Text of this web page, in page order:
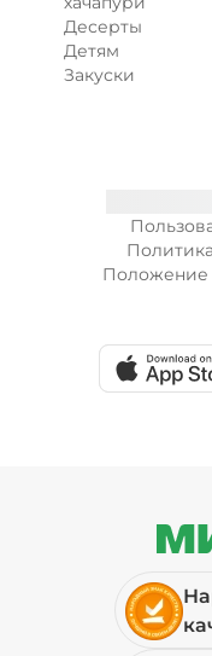
Положение
Десерты
Детям
Закуски